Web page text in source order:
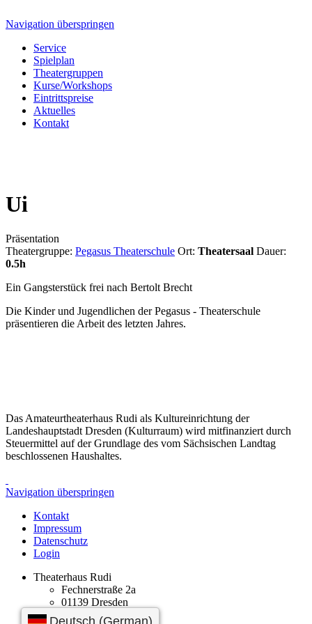
Navigation überspringen
Service
Spielplan
Theatergruppen
Kurse/Workshops
Eintrittspreise
Aktuelles
Kontakt
Ui
Präsentation
Theatergruppe: Pegasus Theaterschule Ort: Theatersaal Dauer:
0.5h
Ein Gangsterstück frei nach Bertolt Brecht
Die Kinder und Jugendlichen der Pegasus - Theaterschule
präsentieren die Arbeit des letzten Jahres.
Das Amateurtheaterhaus Rudi als Kultureinrichtung der
Landeshauptstadt Dresden (Kulturraum) wird mitfinanziert durch
Steuermittel auf der Grundlage des vom Sächsischen Landtag
beschlossenen Haushaltes.
Navigation überspringen
Kontakt
Impressum
Datenschutz
Login
Theaterhaus Rudi
Fechnerstraße 2a
01139 Dresden